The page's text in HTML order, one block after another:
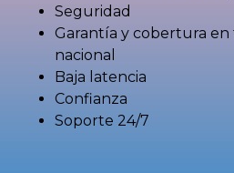
Seguridad
Garantía y cobertura
nacional
Baja latencia
Confianza
Soporte 24/7